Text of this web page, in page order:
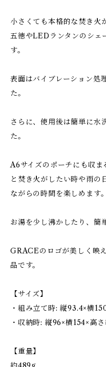
小さくても本格的な焚き火
五徳やLEDランタンのシェ
す。
表面はバイブレーション処
た。
さらに、使用後は簡単に水
た。
A6サイズのポーチにも収ま
と焚き火がしたい時や雨の
ながらの時間を楽しめます。
お湯を少し沸かしたり、簡
GRACEのロゴが美しく映
品です。
【サイズ】
・組み立て時: 縦93.4×横
・収納時: 縦96×横154×高
【重量】